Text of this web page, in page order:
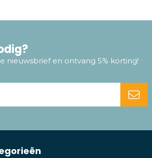
nieuwsbrief en ontvang 5% korting!